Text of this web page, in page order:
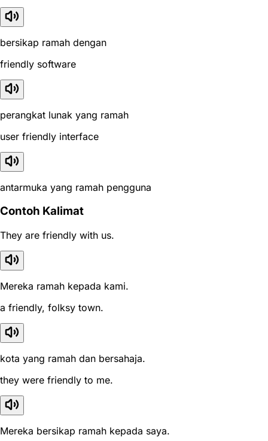
bersikap ramah dengan
friendly software
perangkat lunak yang ramah
user friendly interface
antarmuka yang ramah pengguna
Contoh Kalimat
They are friendly with us.
Mereka ramah kepada kami.
a friendly, folksy town.
kota yang ramah dan bersahaja.
they were friendly to me.
Mereka bersikap ramah kepada saya.